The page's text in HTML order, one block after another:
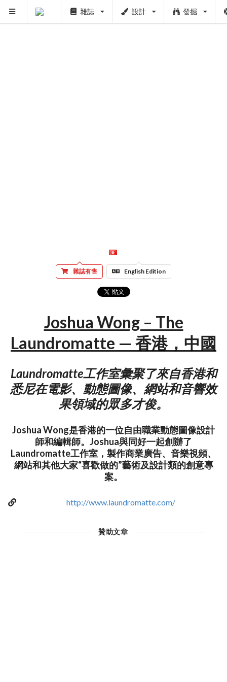
雜誌 設計 發掘
雜誌有售 English Edition
Joshua Wong – The
Laundromatte — 香港，中國
Laundromatte工作室彙聚了來自香港和
悉尼在電影、動態圖像、網站和音響效
果領域的眾多才俊。
Joshua Wong是香港的一位自由職業動態圖像設計
師和編輯師。Joshua與同好一起創辦了
Laundromatte工作室，製作商業廣告、音樂視頻、
網站和其他大家“喜歡做的”藝術及設計類的創意專
案。
http://www.laundromatte.com/
贊助文章